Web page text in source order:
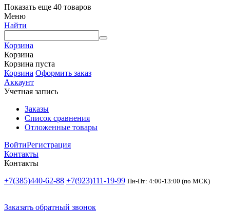
Показать еще 40 товаров
Меню
Найти
Корзина
Корзина
Корзина пуста
Корзина Оформить заказ
Аккаунт
Учетная запись
Заказы
Список сравнения
Отложенные товары
ВойтиРегистрация
Контакты
Контакты
+7(385)440-62-88 +7(923)111-19-99 Пн-Пт: 4:00-13:00 (по МСК)
Заказать обратный звонок